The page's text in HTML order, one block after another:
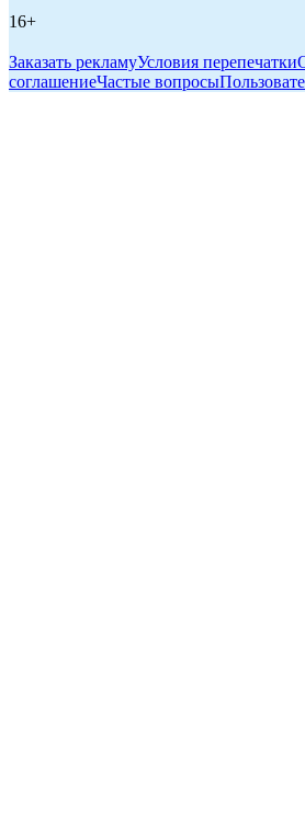
16+
Заказать рекламуУсловия перепечатки
соглашениеЧастые вопросы